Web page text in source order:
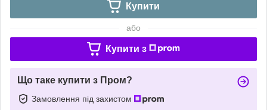
Купити
або
Купити з
Що таке купити з Пром?
Замовлення під захистом